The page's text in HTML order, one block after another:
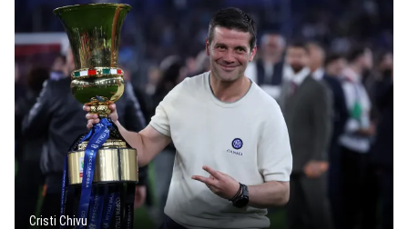
Cristi Chivu